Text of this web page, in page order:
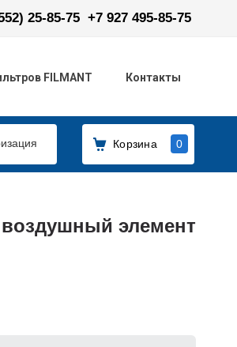
25-85-75 +7 927 495-85-75
FILMANT Контакты
Корзина 0
элемент